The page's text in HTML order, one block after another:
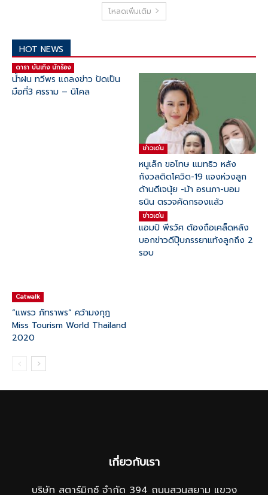
โหลดเพิ่มเติม
HOT NEWS
ดารา บันเทิง นักร้อง
น้ำฝน ทวีพร แถลงข่าว ปัดเป็น
มือที่3 ศรราม – นิโคล
ข่าวเด่น
หนูเล็ก ขอโทษ แมทธิว หลัง
กังวลติดโควิด-19 แจงห่วงลูก
ด้านดีเจนุ้ย -ม้า อรนภา-บอม
ธนิน ตรวจคัดกรองแล้ว
Catwalk
“แพรว ภัทราพร” คว้ามงกุฎ
Miss Tourism World Thailand
2020
ข่าวเด่น
แอมป์ พีรวัศ ต้องถือเคล็ดหลัง
บอกข่าวดีปุ๊บภรรยาแท้งลูกถึง 2
รอบ
เกี่ยวกับเรา
บริษัท สตาร์มิกซ์ จำกัด 394 ถนนสวนสยาม แขวง